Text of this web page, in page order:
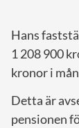
Hans
1 208 900
kronor i
Detta är
pensionen